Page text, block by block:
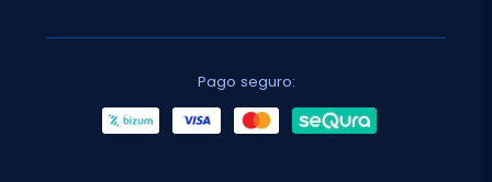
Pago seguro: